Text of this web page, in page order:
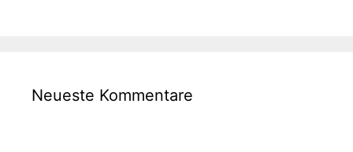
Neueste Kommentare